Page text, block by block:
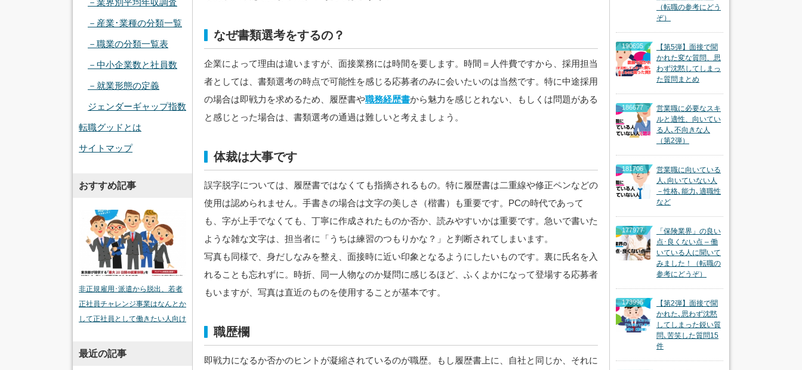
なぜ書類選考をするの？
企業によって理由は違いますが、面接業務には時間を要します。時間＝人件費ですから、採用担当
者としては、書類選考の時点で可能性を感じる応募者のみに会いたいのは当然です。特に中途採用
の場合は即戦力を求めるため、履歴書や職務経歴書から魅力を感じとれない、もしくは問題がある
と感じとった場合は、書類選考の通過は難しいと考えましょう。
体裁は大事です
誤字脱字については、履歴書ではなくても指摘されるもの。特に履歴書は二重線や修正ペンなどの
使用は認められません。手書きの場合は文字の美しさ（楷書）も重要です。PCの時代であって
も、字が上手でなくても、丁寧に作成されたものか否か、読みやすいかは重要です。急いで書いた
ような雑な文字は、担当者に「うちは練習のつもりかな？」と判断されてしまいます。
写真も同様で、身だしなみを整え、面接時に近い印象となるようにしたいものです。裏に氏名を入
れることも忘れずに。時折、同一人物なのか疑問に感じるほど、ふくよかになって登場する応募者
もいますが、写真は直近のものを使用することが基本です。
職歴欄
即戦力になるか否かのヒントが凝縮されているのが職歴。もし履歴書上に、自社と同じか、それに
－業界別平均年収調査
－産業･業種の分類一覧
－職業の分類一覧表
－中小企業数と社員数
－就業形態の定義
ジェンダーギャップ指数
転職グッドとは
サイトマップ
おすすめ記事
非正規雇用･派遣から脱出、若者
正社員チャレンジ事業はなんとか
して正社員として働きたい人向け
最近の記事
（転職の参考にどう
ぞ）
190695
【第5弾】面接で聞
かれた変な質問、思
わず沈黙してしまっ
た質問まとめ
186677
営業職に必要なスキ
ルと適性、向いてい
る人､不向きな人
（第2弾）
181706
営業職に向いている
人､向いていない人
－性格､能力､適職性
など
177977
「保険業界」の良い
点･良くない点 – 働
いている人に聞いて
みました！（転職の
参考にどうぞ）
173996
【第2弾】面接で聞
かれた､思わず沈黙
してしまった鋭い質
問､苦笑した質問15
件